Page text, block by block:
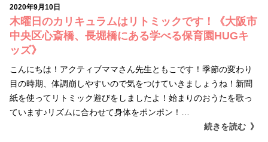
2020年9月10日
木曜日のカリキュラムはリトミックです！《大阪市
中央区心斎橋、長堀橋にある学べる保育園HUGキ
ッズ》
こんにちは！アクティブママさん先生ともこです！季節の変わり
目の時期、体調崩しやすいので気をつけていきましょうね！新聞
紙を使ってリトミック遊びをしましたよ！始まりのおうたを歌っ
ています♪リズムに合わせて身体をポンポン！…
続きを読む